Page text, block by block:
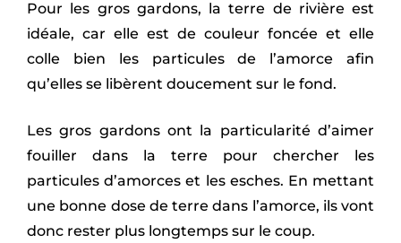
Pour les gros gardons, la terre de rivière est
idéale, car elle est de couleur foncée et elle
colle bien les particules de l’amorce afin
qu’elles se libèrent doucement sur le fond.
Les gros gardons ont la particularité d’aimer
fouiller dans la terre pour chercher les
particules d’amorces et les esches. En mettant
une bonne dose de terre dans l’amorce, ils vont
donc rester plus longtemps sur le coup.